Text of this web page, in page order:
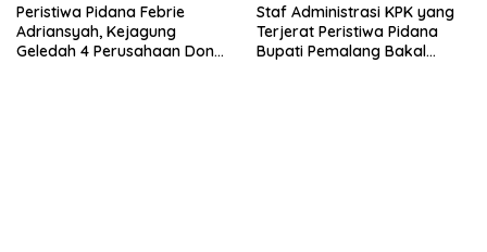
Peristiwa Pidana Febrie
Adriansyah, Kejagung
Geledah 4 Perusahaan Don
Staf Administrasi KPK yang
Terjerat Peristiwa Pidana
Bupati Pemalang Bakal